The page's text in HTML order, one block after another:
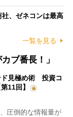
社、ゼネコンは最高
一覧を見る
ブ番長！」
ド見極め術 投資コ
11回】
圧倒的な情報量が